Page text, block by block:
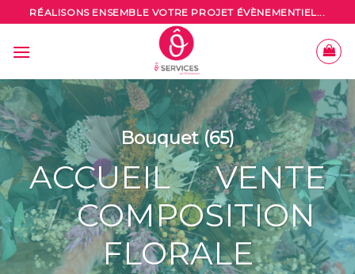
to
content
RÉALISONS ENSEMBLE VOTRE PROJET ÉVÈNEMENTIEL...
Bouquet (65)
ACCUEIL / VENTE
/ COMPOSITION
FLORALE